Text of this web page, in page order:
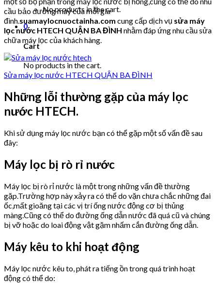
No products in the cart.
0
Cart
No products in the cart.
cầu bảo dưỡng máy của mỗi gia
đình.suamaylocnuoctainha.com cung cấp dịch vụ sửa máy
lọc nước HTECH QUẬN BA ĐÌNH nhằm đáp ứng nhu cầu sửa
chữa máy lọc của khách hàng.
Sửa máy lọc nước HTECH QUẬN BA ĐÌNH
Những lỗi thường gặp của máy lọc
nước HTECH.
Khi sử dụng máy lọc nước bạn có thể gặp một số vấn đề sau
đây:
Máy lọc bị rò rỉ nước
Máy lọc bị rò rỉ nước là một trong những vấn đề thường
gặp.Trường hợp này xảy ra có thể do vặn chưa chắc những đai
ốc,mất gioăng tại các vị trí ống nước động cơ bị thủng
màng.Cũng có thể do đường ống dẫn nước đã quá cũ và chúng
bị vỡ hoặc do loai động vật gặm nhấm cắn đường ống dẫn.
Máy kêu to khi hoạt động
Máy lọc nước kêu to, phát ra tiếng ồn trong quá trình hoạt
động có thể do: